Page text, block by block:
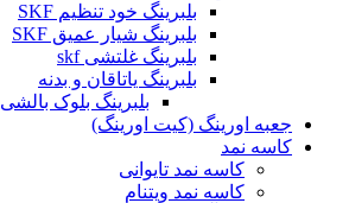
بلبرینگ خود تنظیم SKF
بلبرینگ شیار عمیق SKF
بلبرینگ غلتشی skf
بلبرینگ یاتاقان و بدنه
بلبرینگ بلوک بالشی
جعبه اورینگ (کیت اورینگ)
کاسه نمد
کاسه نمد تایوانی
کاسه نمد ویتنام